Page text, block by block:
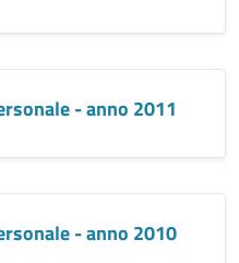
- anno 2011
- anno 2010